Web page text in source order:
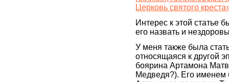
Церковь святого
Интерес к этой статье
его назвать и
У меня также была
относящаяся к другой
боярина Артамона
Медведя?). Его именем